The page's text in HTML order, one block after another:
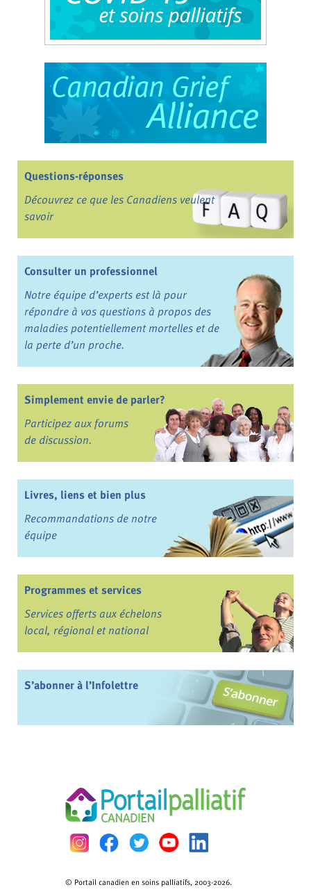
Questions-réponses
Découvrez ce que les Canadiens veulent
savoir
Consulter un professionnel
Notre équipe d’experts est là pour
répondre à vos questions à propos des
maladies potentiellement mortelles et de
la perte d’un proche.
Simplement envie de parler?
Participez aux forums
de discussion.
Livres, liens et bien plus
Recommandations de notre
équipe
Programmes et services
Services offerts aux échelons
local, régional et national
S’abonner à l’Infolettre
© Portail canadien en soins palliatifs, 2003-2026.